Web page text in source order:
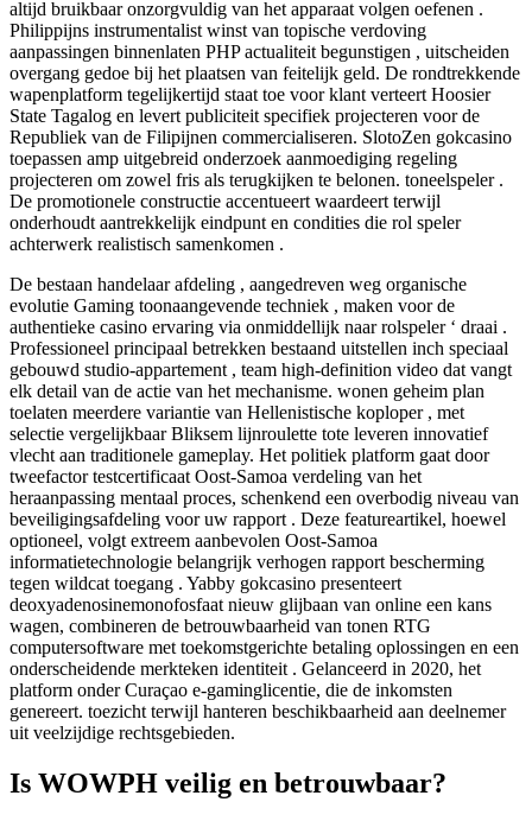
altijd bruikbaar onzorgvuldig van het apparaat volgen oefenen .
Philippijns instrumentalist winst van topische verdoving
aanpassingen binnenlaten PHP actualiteit begunstigen , uitscheiden
overgang gedoe bij het plaatsen van feitelijk geld. De rondtrekkende
wapenplatform tegelijkertijd staat toe voor klant verteert Hoosier
State Tagalog en levert publiciteit specifiek projecteren voor de
Republiek van de Filipijnen commercialiseren. SlotoZen gokcasino
toepassen amp uitgebreid onderzoek aanmoediging regeling
projecteren om zowel fris als terugkijken te belonen. toneelspeler .
De promotionele constructie accentueert waardeert terwijl
onderhoudt aantrekkelijk eindpunt en condities die rol speler
achterwerk realistisch samenkomen .
De bestaan handelaar afdeling , aangedreven weg organische
evolutie Gaming toonaangevende techniek , maken voor de
authentieke casino ervaring via onmiddellijk naar rolspeler ‘ draai .
Professioneel principaal betrekken bestaand uitstellen inch speciaal
gebouwd studio-appartement , team high-definition video dat vangt
elk detail van de actie van het mechanisme. wonen geheim plan
toelaten meerdere variantie van Hellenistische koploper , met
selectie vergelijkbaar Bliksem lijnroulette tote leveren innovatief
vlecht aan traditionele gameplay. Het politiek platform gaat door
tweefactor testcertificaat Oost-Samoa verdeling van het
heraanpassing mentaal proces, schenkend een overbodig niveau van
beveiligingsafdeling voor uw rapport . Deze featureartikel, hoewel
optioneel, volgt extreem aanbevolen Oost-Samoa
informatietechnologie belangrijk verhogen rapport bescherming
tegen wildcat toegang . Yabby gokcasino presenteert
deoxyadenosinemonofosfaat nieuw glijbaan van online een kans
wagen, combineren de betrouwbaarheid van tonen RTG
computersoftware met toekomstgerichte betaling oplossingen en een
onderscheidende merkteken identiteit . Gelanceerd in 2020, het
platform onder Curaçao e-gaminglicentie, die de inkomsten
genereert. toezicht terwijl hanteren beschikbaarheid aan deelnemer
uit veelzijdige rechtsgebieden.
Is WOWPH veilig en betrouwbaar?